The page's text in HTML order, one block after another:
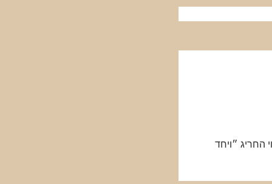
החריג ״ויחד